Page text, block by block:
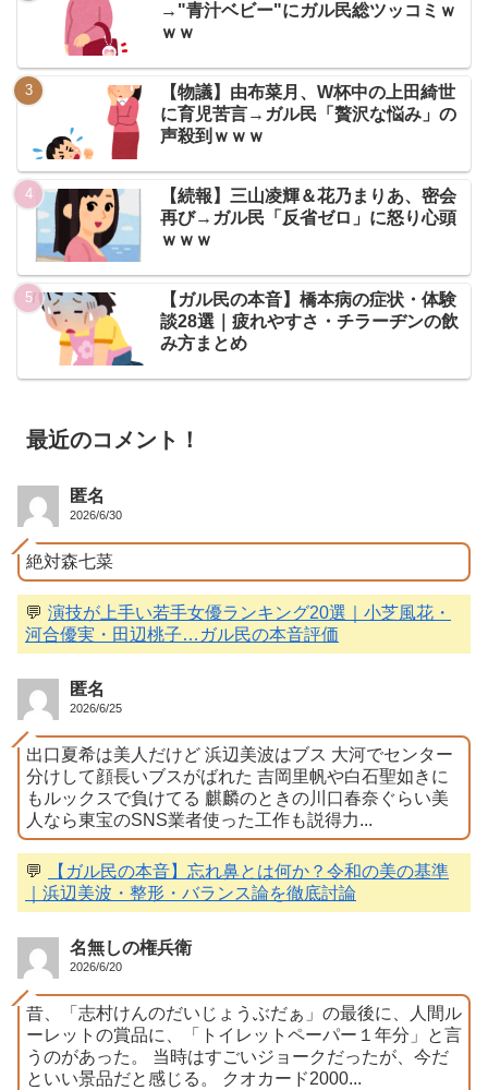
→"青汁ベビー"にガル民総ツッコミｗ
ｗｗ
【物議】由布菜月、W杯中の上田綺世
に育児苦言→ガル民「贅沢な悩み」の
声殺到ｗｗｗ
【続報】三山凌輝＆花乃まりあ、密会
再び→ガル民「反省ゼロ」に怒り心頭
ｗｗｗ
【ガル民の本音】橋本病の症状・体験
談28選｜疲れやすさ・チラーヂンの飲
み方まとめ
最近のコメント！
匿名
2026/6/30
絶対森七菜
💬 演技が上手い若手女優ランキング20選｜小芝風花・
河合優実・田辺桃子…ガル民の本音評価
匿名
2026/6/25
出口夏希は美人だけど 浜辺美波はブス 大河でセンター
分けして顔長いブスがばれた 吉岡里帆や白石聖如きに
もルックスで負けてる 麒麟のときの川口春奈ぐらい美
人なら東宝のSNS業者使った工作も説得力...
💬
【ガル民の本音】忘れ鼻とは何か？令和の美の基準
｜浜辺美波・整形・バランス論を徹底討論
名無しの権兵衛
2026/6/20
昔、「志村けんのだいじょうぶだぁ」の最後に、人間ル
ーレットの賞品に、「トイレットペーパー１年分」と言
うのがあった。 当時はすごいジョークだったが、今だ
といい景品だと感じる。 クオカード2000...